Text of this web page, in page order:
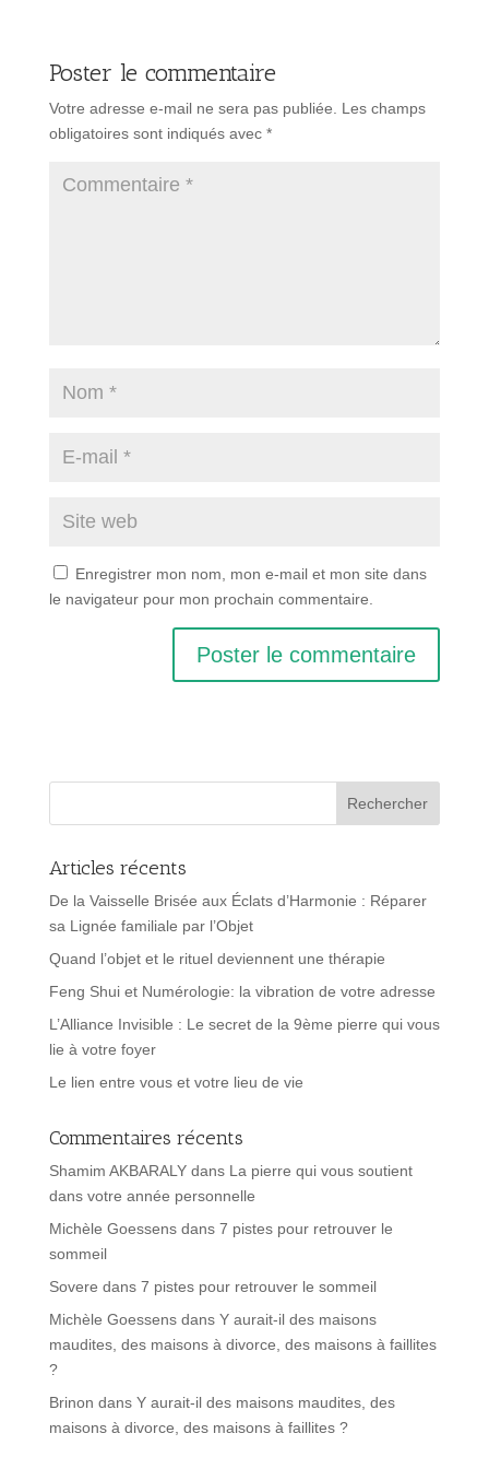
Poster le commentaire
Votre adresse e-mail ne sera pas publiée.
Les champs
obligatoires sont indiqués avec *
Enregistrer mon nom, mon e-mail et mon site dans
le navigateur pour mon prochain commentaire.
Articles récents
De la Vaisselle Brisée aux Éclats d’Harmonie : Réparer
sa Lignée familiale par l’Objet
Quand l’objet et le rituel deviennent une thérapie
Feng Shui et Numérologie: la vibration de votre adresse
L’Alliance Invisible : Le secret de la 9ème pierre qui vous
lie à votre foyer
Le lien entre vous et votre lieu de vie
Commentaires récents
Shamim AKBARALYdans La pierre qui vous soutient
dans votre année personnelle
Michèle Goessensdans 7 pistes pour retrouver le
sommeil
Sovere dans 7 pistes pour retrouver le sommeil
Michèle Goessensdans Y aurait-il des maisons
maudites, des maisons à divorce, des maisons à faillites
?
Brinon dans Y aurait-il des maisons maudites, des
maisons à divorce, des maisons à faillites ?